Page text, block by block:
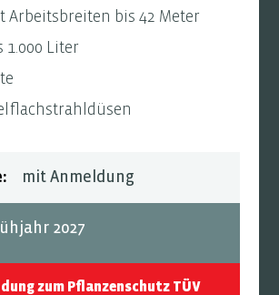
Arbeitsbreiten bis 42 Meter
1.000 Liter
mit Anmeldung
2027
zum Pflanzenschutz TÜV